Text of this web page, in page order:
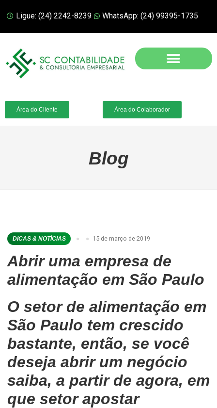
Ligue: (24) 2242-8239 WhatsApp: (24) 99395-1735
Área do Cliente Área do Colaborador
Blog
DICAS & NOTÍCIAS 15 de março de 2019
Abrir uma empresa de
alimentação em São Paulo
O setor de alimentação em
São Paulo tem crescido
bastante, então, se você
deseja abrir um negócio
saiba, a partir de agora, em
que setor apostar